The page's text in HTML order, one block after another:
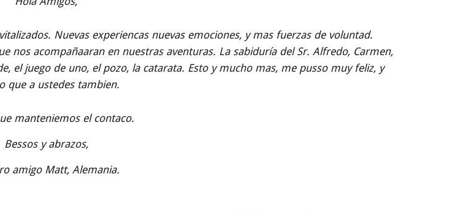
Nuevas experiencas nuevas emociones, y mas fuerzas de voluntad.
nos acompañaaran en nuestras aventuras. La sabiduría del Sr. Alfredo, Carmen,
el juego de uno, el pozo, la catarata. Esto y mucho mas, me pusso muy feliz, y
que a ustedes tambien.
manteniemos el contaco.
Bessos y abrazos,
amigo Matt, Alemania.